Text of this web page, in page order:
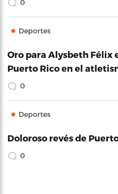
0
Deportes
Oro para Alysbeth Félix
Puerto Rico en el
0
Deportes
Doloroso revés de
0